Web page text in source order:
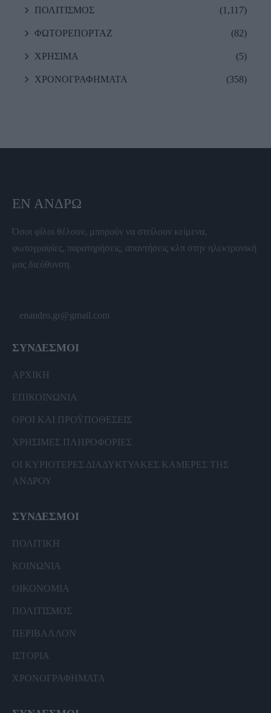
ΠΟΛΙΤΙΣΜΟΣ (1,117)
ΦΩΤΟΡΕΠΟΡΤΑΖ (82)
ΧΡΗΣΙΜΑ (5)
ΧΡΟΝΟΓΡΑΦΗΜΑΤΑ (358)
ΕΝ ΆΝΔΡΩ
Όσοι φίλοι θέλουν, μπορούν να στείλουν κείμενα,
φωτογραφίες, παρατηρήσεις, απαντήσεις κλπ στην ηλεκτρονική
μας διεύθυνση.
enandro.gr@gmail.com
ΣΥΝΔΕΣΜΟΙ
ΑΡΧΙΚΗ
ΕΠΙΚΟΙΝΩΝΙΑ
ΟΡΟΙ ΚΑΙ ΠΡΟΫΠΟΘΕΣΕΙΣ
ΧΡΗΣΙΜΕΣ ΠΛΗΡΟΦΟΡΙΕΣ
ΟΙ ΚΥΡΙΟΤΕΡΕΣ ΔΙΑΔΥΚΤΥΑΚΕΣ ΚΑΜΕΡΕΣ ΤΗΣ
ΑΝΔΡΟΥ
ΣΥΝΔΕΣΜΟΙ
ΠΟΛΙΤΙΚΗ
ΚΟΙΝΩΝΙΑ
ΟΙΚΟΝΟΜΙΑ
ΠΟΛΙΤΙΣΜΟΣ
ΠΕΡΙΒΑΛΛΟΝ
ΙΣΤΟΡΙΑ
ΧΡΟΝΟΓΡΑΦΗΜΑΤΑ